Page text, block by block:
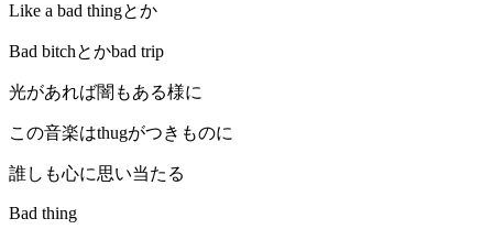
Like a bad thingとか
Bad bitchとかbad trip
光があれば闇もある様に
この音楽はthugがつきものに
誰しも心に思い当たる
Bad thing